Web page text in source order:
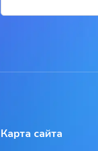
Карта сайта